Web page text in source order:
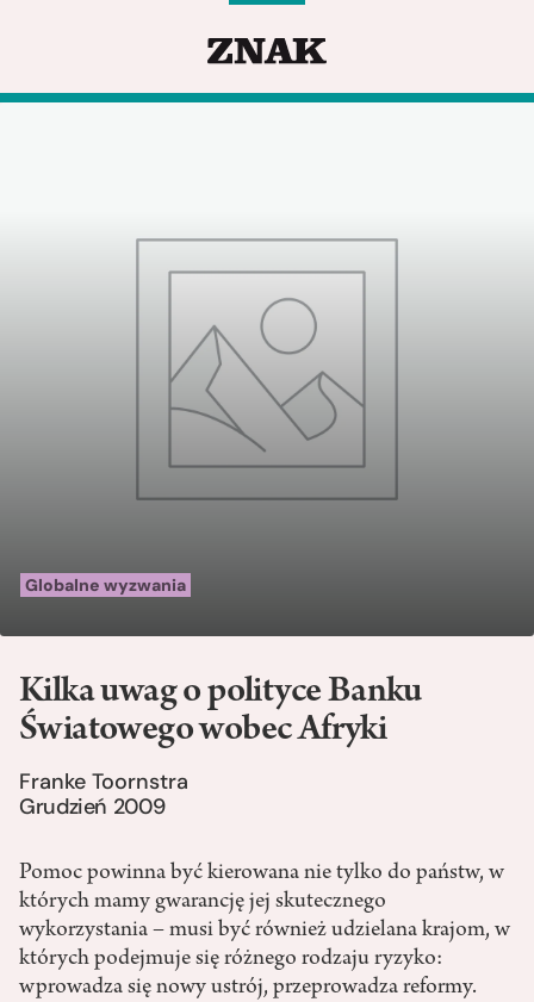
Globalne wyzwania
Kilka uwag o polityce Banku
Światowego wobec Afryki
Franke Toornstra
Grudzień 2009
Pomoc powinna być kierowana nie tylko do państw, w
których mamy gwarancję jej skutecznego
wykorzystania – musi być również udzielana krajom, w
których podejmuje się różnego rodzaju ryzyko:
wprowadza się nowy ustrój, przeprowadza reformy.